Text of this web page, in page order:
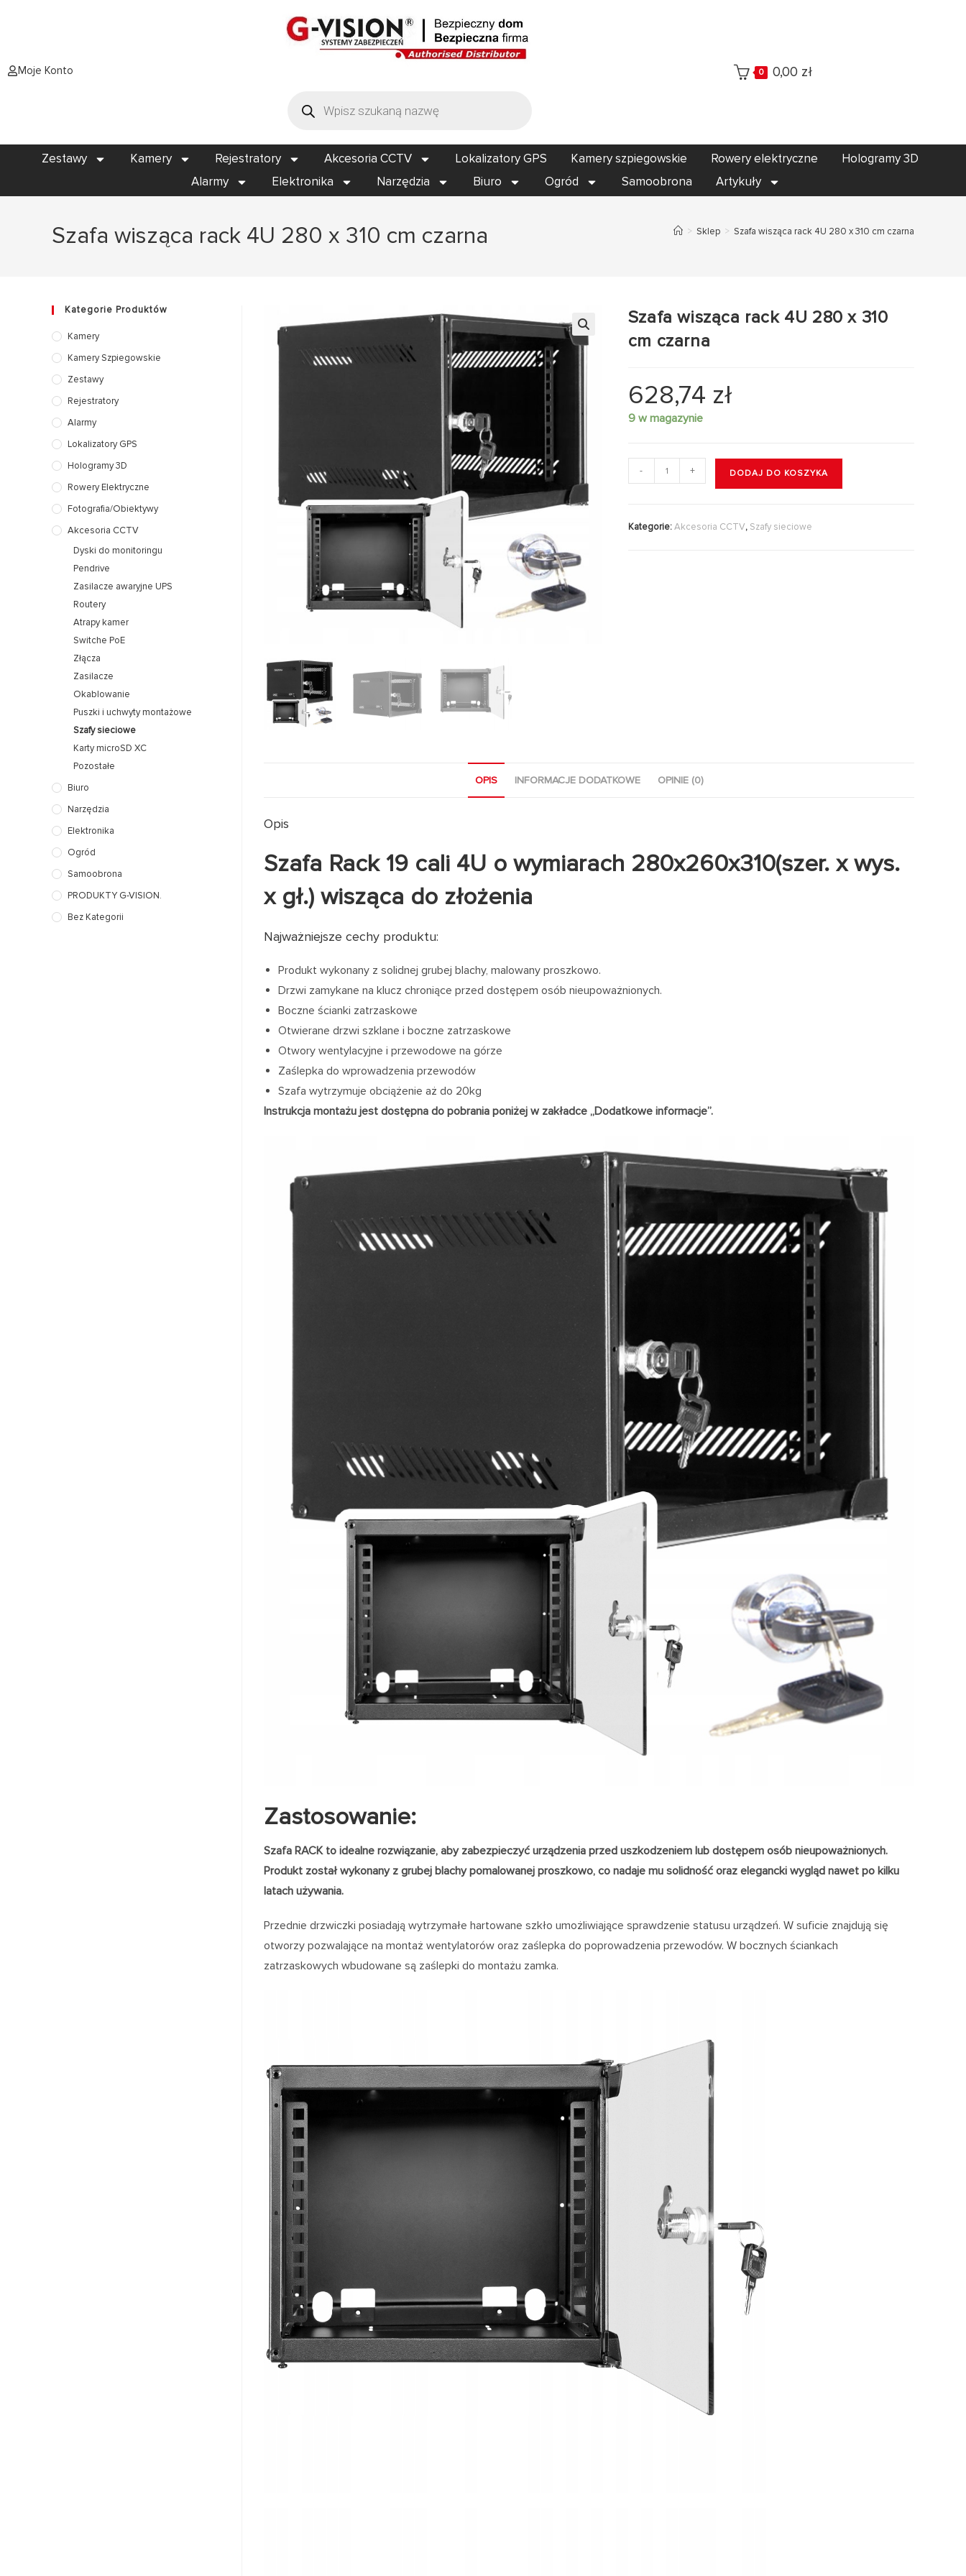
Moje Konto 0 0,00 zł
Zestawy Kamery Rejestratory Akcesoria CCTV Lokalizatory GPS Kamery szpiegowskie Rowery elektryczne
Hologramy 3D
Alarmy
Elektronika Narzędzia Biuro Ogród Samoobrona Artykuły
Szafa wisząca rack 4U 280 x 310 cm czarna > Sklep > Szafa wisząca rack 4U 280 x 310 cm czarna
Szafa wisząca rack 4U 280 x 310
cm czarna
628,74 zł
9 w magazynie
- + DODAJ DO KOSZYKA
Kategorie:Akcesoria CCTV, Szafy sieciowe
OPIS INFORMACJE DODATKOWE OPINIE (0)
Opis
Szafa Rack 19 cali 4U o wymiarach 280x260x310(szer. x wys.
x gł.) wisząca do złożenia
Najważniejsze cechy produktu:
Produkt wykonany z solidnej grubej blachy, malowany proszkowo.
Drzwi zamykane na klucz chroniące przed dostępem osób nieupoważnionych.
Boczne ścianki zatrzaskowe
Otwierane drzwi szklane i boczne zatrzaskowe
Otwory wentylacyjne i przewodowe na górze
Zaślepka do wprowadzenia przewodów
Szafa wytrzymuje obciążenie aż do 20kg
Instrukcja montażu jest dostępna do pobrania poniżej w zakładce „Dodatkowe informacje”.
Zastosowanie:
Szafa RACK to idealne rozwiązanie, aby zabezpieczyć urządzenia przed uszkodzeniem lub dostępem osób nieupoważnionych.
Produkt został wykonany z grubej blachy pomalowanej proszkowo, co nadaje mu solidność oraz elegancki wygląd nawet po kilku
latach używania.
Przednie drzwiczki posiadają wytrzymałe hartowane szkło umożliwiające sprawdzenie statusu urządzeń. W suficie znajdują się
otworzy pozwalające na montaż wentylatorów oraz zaślepka do poprowadzenia przewodów. W bocznych ściankach
zatrzaskowych wbudowane są zaślepki do montażu zamka.
Kategorie Produktów
Kamery
Kamery Szpiegowskie
Zestawy
Rejestratory
Alarmy
Lokalizatory GPS
Hologramy 3D
Rowery Elektryczne
Fotografia/Obiektywy
Akcesoria CCTV
Dyski do monitoringu
Pendrive
Zasilacze awaryjne UPS
Routery
Atrapy kamer
Switche PoE
Złącza
Zasilacze
Okablowanie
Puszki i uchwyty montażowe
Szafy sieciowe
Karty microSD XC
Pozostałe
Biuro
Narzędzia
Elektronika
Ogród
Samoobrona
PRODUKTY G-VISION.
Bez Kategorii